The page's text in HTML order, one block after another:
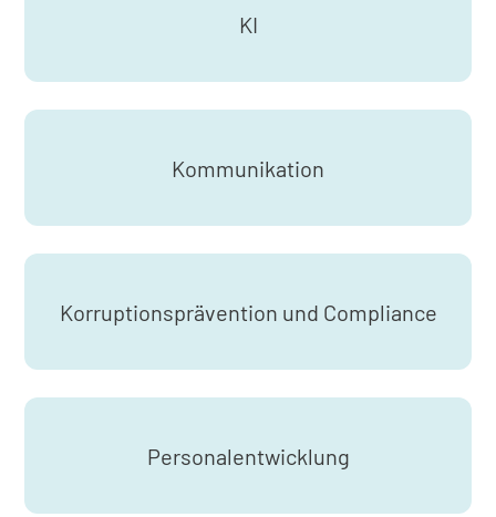
KI
Kommunikation
Korruptionsprävention und Compliance
Personalentwicklung